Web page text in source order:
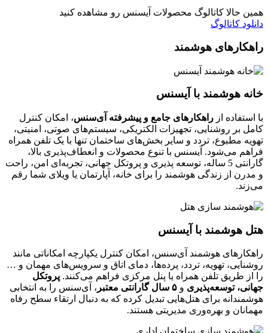
همین حالا کاتالوگ محصولات آیسنس رو مشاهده کنید
دانلود کاتالوگ
راهکارهای هوشمند
خانه هوشمند با آیسنس
با استفاده از راهکارهای جامع و پیشرفته آی‌سنس، امکان کنترل
کامل بر روشنایی، تجهیزات الکتریکی، سیستم‌های صوتی، امنیتی،
تهویه مطبوع، تردد و سایر بخش‌های ساختمان تنها با یک تلفن همراه
فراهم می‌شود. آیسنس با تنوع محصولات و انعطاف‌پذیری بالا،
گارانتی 5 ساله، توسعه پذیری و پروتکل جهانی، تجربه‌ای امن، راحت
و مدرن از زندگی هوشمند را برای خانه، آپارتمان یا ویلای شما رقم
می‌زند.
هتل هوشمند با آیسنس
راهکارهای هوشمند آی‌سنس، امکان کنترل یکپارچه امکاناتی مانند
روشنایی، تهویه، تردد، پرده‌ها، دمای اتاق و سرویس‌های مهمان و …
را از طریق تلفن همراه یا پنل مرکزی فراهم می‌کنند. پروتکل
جهانی، توسعه‌پذیری و ۵ سال گارانتی معتبر
، آی‌سنس را به انتخابی
هوشمندانه برای هتل‌هایی تبدیل کرده که به دنبال ارتقاء سطح رفاه
مهمانان و بهره‌وری مدیریتی هستند.